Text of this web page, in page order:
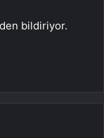
bildiriyor.